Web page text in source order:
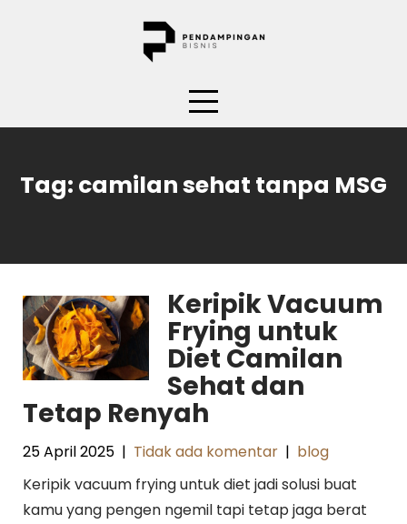
Tag: camilan sehat tanpa MSG
Keripik Vacuum
Frying untuk
Diet Camilan
Sehat dan
Tetap Renyah
25 April 2025 | Tidak ada komentar | blog
Keripik vacuum frying untuk diet jadi solusi buat
kamu yang pengen ngemil tapi tetap jaga berat